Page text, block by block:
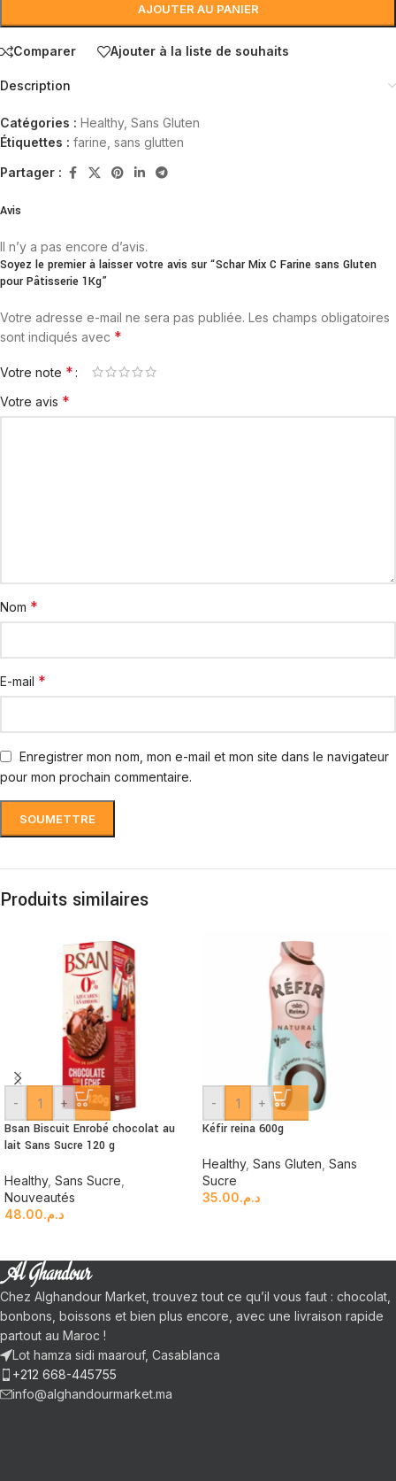
AJOUTER AU PANIER
Comparer Ajouter à la liste de souhaits
Description
Catégories : Healthy, Sans Gluten
Étiquettes : farine sans glutten
Partager :
Avis
Il n’y a pas encore d’avis.
Soyez le premier à laisser votre avis sur “Schar Mix C Farine sans Gluten
pour Pâtisserie 1Kg”
Votre adresse e-mail ne sera pas publiée. Les champs obligatoires
sont indiqués avec *
Votre note *
Votre avis *
Nom *
E-mail *
Enregistrer mon nom, mon e-mail et mon site dans le navigateur
pour mon prochain commentaire.
Produits similaires
- +
Bsan Biscuit Enrobé chocolat au
lait Sans Sucre 120 g
Healthy, Sans Sucre
Nouveautés
د.م.48.00
- +
Kéfir reina 600g
Healthy, Sans Gluten Sans
Sucre
د.م.35.00
Chez Alghandour Market, trouvez tout ce qu’il vous faut : chocolat,
bonbons, boissons et bien plus encore, avec une livraison rapide
partout au Maroc !
Lot hamza sidi maarouf, Casablanca
+212 668-445755
info@alghandourmarket.ma